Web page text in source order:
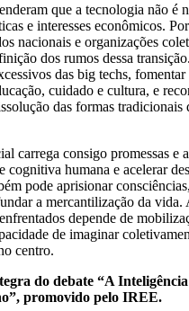
que a tecnologia não é
e interesses econômicos.
nacionais e organizações
dos rumos dessa
das big techs, fomentar
cuidado e cultura, e
das formas tradicionais
carrega consigo promessas e
cognitiva humana e acelerar
pode aprisionar
a mercantilização da vida.
depende de
de imaginar
centro.
do debate “A
promovido pelo IREE.